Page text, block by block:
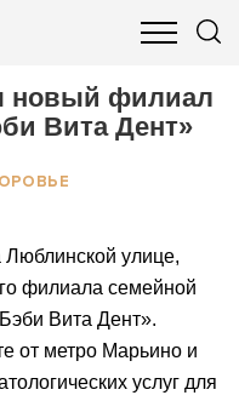
БИЗНЕС И ФИНАНСЫ
новый филиал
Вита Дент»
улице,
филиала семейной
Вита Дент».
от метро Марьино и
услуг для